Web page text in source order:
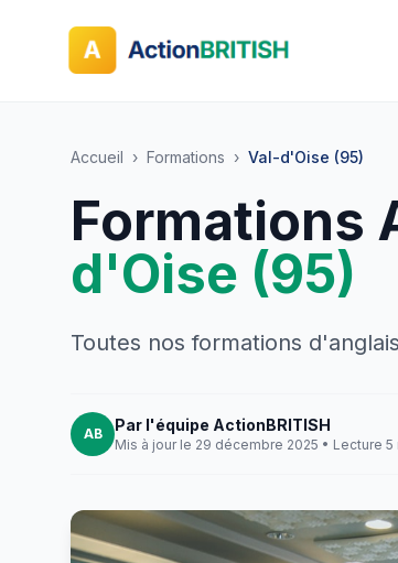
Accueil › Formations › Val-d'Oise (95)
Formations
d'Oise (95)
Toutes nos formations
AB Par l'équipe ActionBRITISH
Mis à jour le 29 décembre 2025 • Lecture 5